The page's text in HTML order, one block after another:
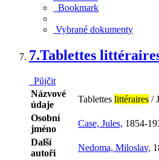
Bookmark
Vybrané dokumenty
7.Tablettes
Půjčit
Názvové
údaje
Tablettes littéraires /
Osobní
jméno
Case, Jules, 1854-
Další
autoři
Nedoma, Miloslav,